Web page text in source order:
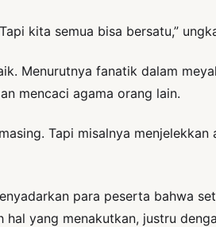
kita semua bisa bersatu,”
Menurutnya fanatik dalam
mencaci agama orang lain.
Tapi misalnya
para peserta bahwa
yang menakutkan, justru